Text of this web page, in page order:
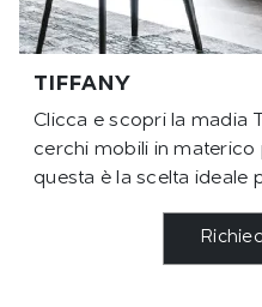
TIFFANY
Clicca e scopri la madia
cerchi mobili in materico
questa è la scelta ideale